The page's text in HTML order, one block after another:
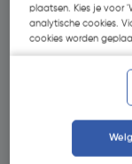
€ 15,19
plaatsen. Kies je voor
analytische cookies.
cookies worden